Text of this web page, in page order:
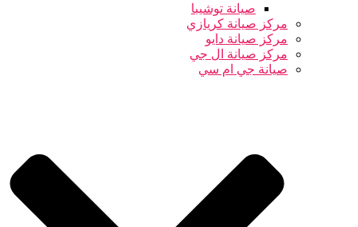
صيانة توشيبا
مركز صيانة كريازي
مركز صيانة دايو
مركز صيانة ال جي
صيانة جي ام سي